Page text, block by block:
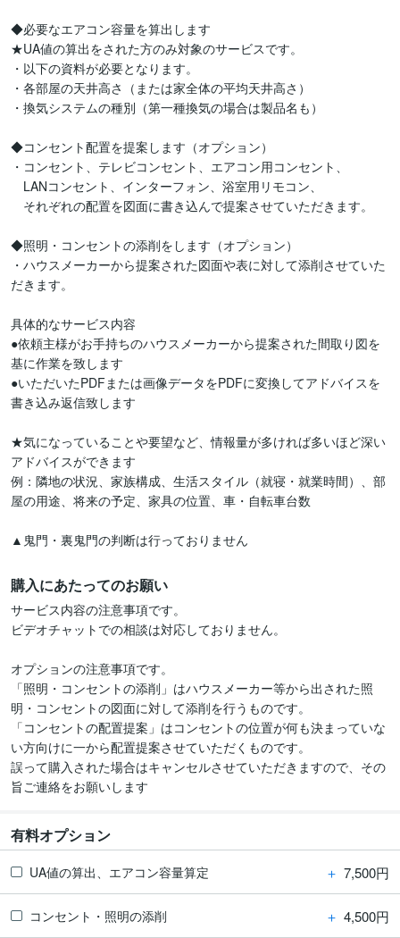
◆必要なエアコン容量を算出します
★UA値の算出をされた方のみ対象のサービスです。
・以下の資料が必要となります。
・各部屋の天井高さ（または家全体の平均天井高さ）
・換気システムの種別（第一種換気の場合は製品名も）
◆コンセント配置を提案します（オプション）
・コンセント、テレビコンセント、エアコン用コンセント、
LANコンセント、インターフォン、浴室用リモコン、
それぞれの配置を図面に書き込んで提案させていただきます。
◆照明・コンセントの添削をします（オプション）
・ハウスメーカーから提案された図面や表に対して添削させていた
だきます。
具体的なサービス内容
●依頼主様がお手持ちのハウスメーカーから提案された間取り図を
基に作業を致します
●いただいたPDFまたは画像データをPDFに変換してアドバイスを
書き込み返信致します
★気になっていることや要望など、情報量が多ければ多いほど深い
アドバイスができます
例：隣地の状況、家族構成、生活スタイル（就寝・就業時間）、部
屋の用途、将来の予定、家具の位置、車・自転車台数
▲鬼門・裏鬼門の判断は行っておりません
購入にあたってのお願い
サービス内容の注意事項です。
ビデオチャットでの相談は対応しておりません。
オプションの注意事項です。
「照明・コンセントの添削」はハウスメーカー等から出された照
明・コンセントの図面に対して添削を行うものです。
「コンセントの配置提案」はコンセントの位置が何も決まっていな
い方向けに一から配置提案させていただくものです。
誤って購入された場合はキャンセルさせていただきますので、その
旨ご連絡をお願いします
有料オプション
UA値の算出、エアコン容量算定 ＋ 7,500円
コンセント・照明の添削 ＋ 4,500円